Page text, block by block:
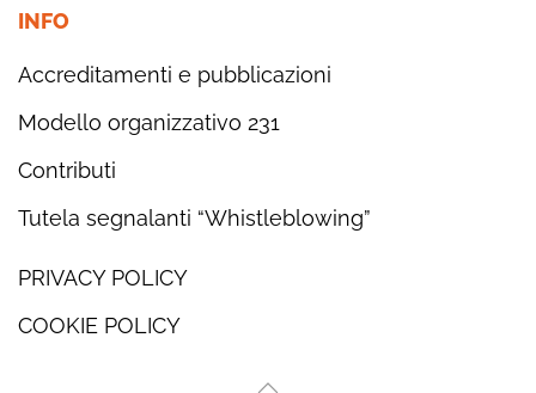
INFO
Accreditamenti e pubblicazioni
Modello organizzativo 231
Contributi
Tutela segnalanti “Whistleblowing”
PRIVACY POLICY
COOKIE POLICY